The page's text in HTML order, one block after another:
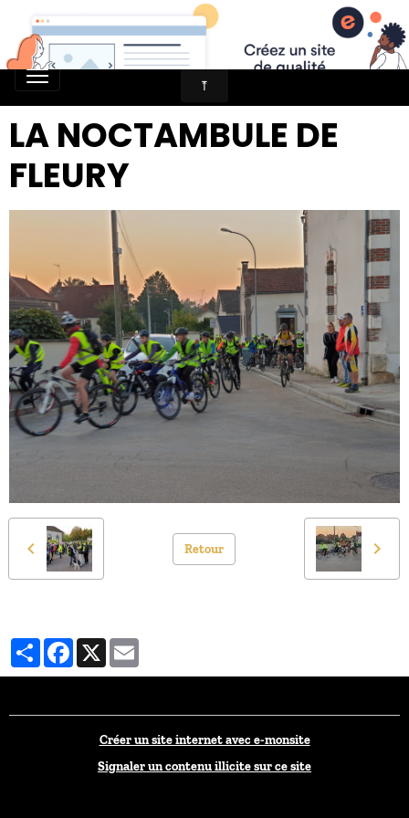
LA NOCTAMBULE DE
FLEURY
Retour
PartagerFacebook
X
Créer un site internet avec e-monsite
Signaler un contenu illicite sur ce site